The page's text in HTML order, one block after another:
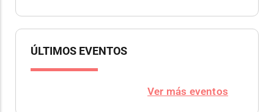
ÚLTIMOS EVENTOS
Ver más eventos